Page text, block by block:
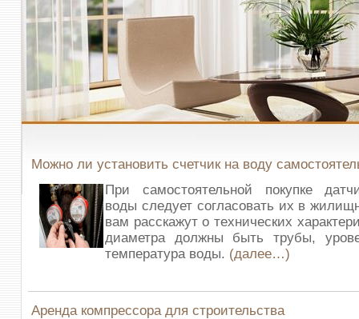
Можно ли установить счетчик на воду
При самостоятельной покупке
воды следует согласовать их в
вам расскажут о технических
диаметра должны быть трубы,
температура воды. (далее…)
Аренда компрессора для строительства